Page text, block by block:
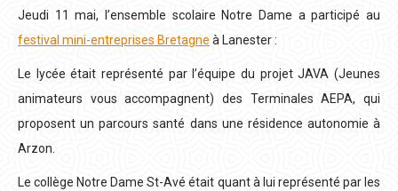
Jeudi 11 mai, l’ensemble scolaire Notre Dame a participé au
festival mini-entreprises Bretagne à Lanester :
Le lycée était représenté par l’équipe du projet JAVA (Jeunes
animateurs vous accompagnent) des Terminales AEPA, qui
proposent un parcours santé dans une résidence autonomie à
Arzon.
Le collège Notre Dame St-Avé était quant à lui représenté par les